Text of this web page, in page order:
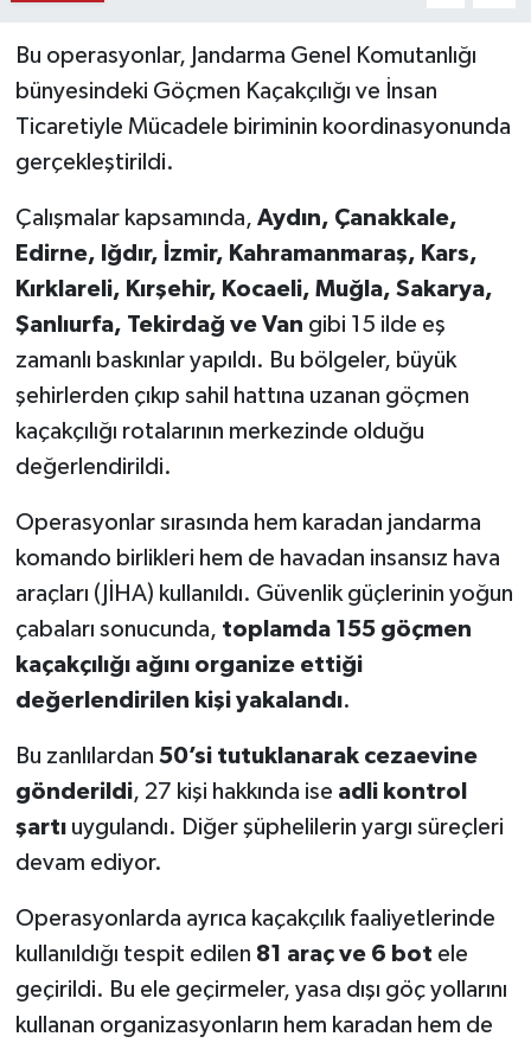
Bu operasyonlar, Jandarma Genel Komutanlığı
bünyesindeki Göçmen Kaçakçılığı ve İnsan
Ticaretiyle Mücadele biriminin koordinasyonunda
gerçekleştirildi.
Çalışmalar kapsamında, Aydın, Çanakkale,
Edirne, Iğdır, İzmir, Kahramanmaraş, Kars,
Kırklareli, Kırşehir, Kocaeli, Muğla, Sakarya,
Şanlıurfa, Tekirdağ ve Van gibi 15 ilde eş
zamanlı baskınlar yapıldı. Bu bölgeler, büyük
şehirlerden çıkıp sahil hattına uzanan göçmen
kaçakçılığı rotalarının merkezinde olduğu
değerlendirildi.
Operasyonlar sırasında hem karadan jandarma
komando birlikleri hem de havadan insansız hava
araçları (JİHA) kullanıldı. Güvenlik güçlerinin yoğun
çabaları sonucunda, toplamda 155 göçmen
kaçakçılığı ağını organize ettiği
değerlendirilen kişi yakalandı.
Bu zanlılardan 50’si tutuklanarak cezaevine
gönderildi, 27 kişi hakkında ise adli kontrol
şartıuygulandı. Diğer şüphelilerin yargı süreçleri
devam ediyor.
Operasyonlarda ayrıca kaçakçılık faaliyetlerinde
kullanıldığı tespit edilen 81 araç ve 6 bot ele
geçirildi. Bu ele geçirmeler, yasa dışı göç yollarını
kullanan organizasyonların hem karadan hem de
YAŞAM